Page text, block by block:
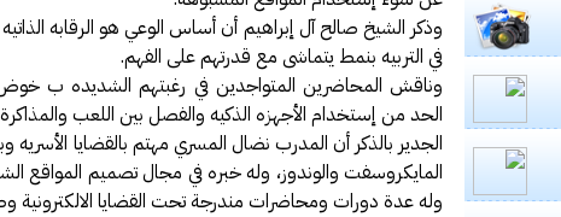
تجربتي في الإنترنت بواسطة الكهرباء
GMail Drive
تقنية U3 العالمية في الطريق اليك
وذكر الشيخ صالح آل إبراهيم أن أساس الوعي هو الرقابه الذاتيه
في التربيه بنمط يتماشى مع قدرتهم على الفهم.
وناقش المحاضرين المتواجدين في رغبتهم الشديده ب خوض
الحد من إستخدام الأجهزه الذكيه والفصل بين اللعب
الجدير بالذكر أن المدرب نضال المسري مهتم بالقضايا الأسريه
المايكروسفت والوندوز، وله خبره في مجال تصميم المواقع
وله عدة دورات ومحاضرات مندرجة تحت القضايا الالكترونية